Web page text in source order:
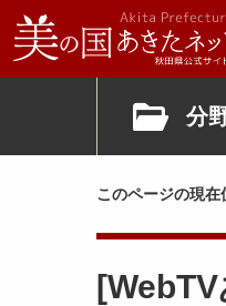
分
このページの現在
[WebTV